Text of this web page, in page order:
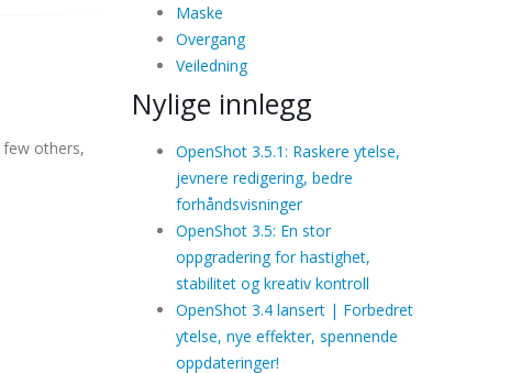
others,
Maske
Overgang
Veiledning
Nylige innlegg
OpenShot 3.5.1: Raskere ytelse,
jevnere redigering, bedre
forhåndsvisninger
OpenShot 3.5: En stor
oppgradering for hastighet,
stabilitet og kreativ kontroll
OpenShot 3.4 lansert | Forbedret
ytelse, nye effekter, spennende
oppdateringer!